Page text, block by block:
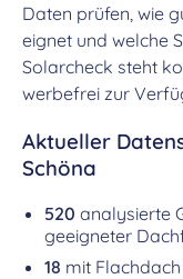
Daten prüfen, wie
eignet und welche
Solarcheck steht
werbefrei zur
Aktueller
Schöna
520 analysierte
geeigneter
18 mit